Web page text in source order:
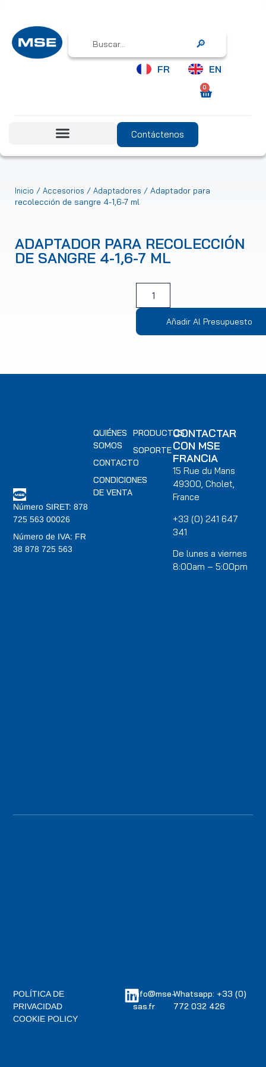
Search
FR EN
0
Contáctenos
Inicio / Accesorios / Adaptadores / Adaptador para
recolección de sangre 4-1,6-7 ml
ADAPTADOR PARA RECOLECCIÓN
DE SANGRE 4-1,6-7 ML
Añadir Al Presupuesto
Número SIRET: 878
725 563 00026
Número de IVA: FR
38 878 725 563
PRODUCTOS
SOPORTE
QUIÉNES
SOMOS
CONTACTO
CONDICIONES
DE VENTA
CONTACTAR
CON MSE
FRANCIA
15 Rue du Mans
49300, Cholet,
France
+33 (0) 241 647
341
De lunes a viernes
8:00am – 5:00pm
info@mse-
sas.fr
Whatsapp: +33 (0)
772 032 426
POLÍTICA DE
PRIVACIDAD
COOKIE POLICY